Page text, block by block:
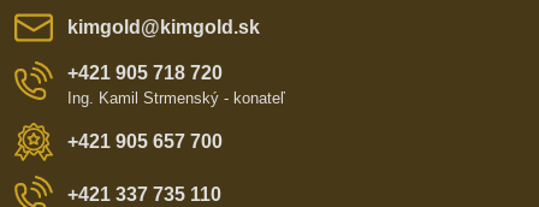
kimgold​@kimgold​.sk
+421 905 718 720
Ing. Kamil Strmenský - konateľ
+421 905 657 700
+421 337 735 110